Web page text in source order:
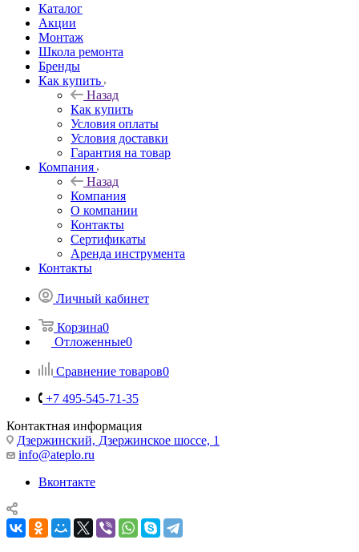
Каталог
Акции
Монтаж
Школа ремонта
Бренды
Как купить
Назад
Как купить
Условия оплаты
Условия доставки
Гарантия на товар
Компания
Назад
Компания
О компании
Контакты
Сертификаты
Аренда инструмента
Контакты
Личный кабинет
Корзина0
Отложенные0
Сравнение товаров0
+7 495-545-71-35
Контактная информация
Дзержинский, Дзержинское шоссе, 1
info@ateplo.ru
Вконтакте